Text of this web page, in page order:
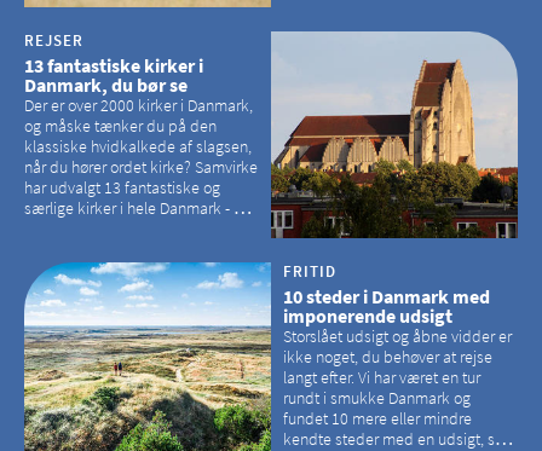
REJSER
13 fantastiske kirker i
Danmark, du bør se
Der er over 2000 kirker i Danmark,
og måske tænker du på den
klassiske hvidkalkede af slagsen,
når du hører ordet kirke? Samvirke
har udvalgt 13 fantastiske og
særlige kirker i hele Danmark - og
hvilke kirker, der er en omvej værd
FRITID
10 steder i Danmark med
imponerende udsigt
Storslået udsigt og åbne vidder er
ikke noget, du behøver at rejse
langt efter. Vi har været en tur
rundt i smukke Danmark og
fundet 10 mere eller mindre
kendte steder med en udsigt, som